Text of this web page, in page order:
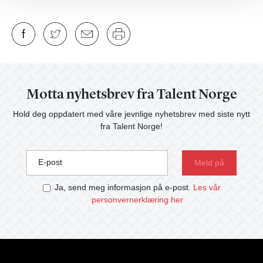
Motta nyhetsbrev fra Talent Norge
Hold deg oppdatert med våre jevnlige nyhetsbrev med siste nytt
fra Talent Norge!
E-post
Ja, send meg informasjon på e-post. Les vår
personvernerklæring her